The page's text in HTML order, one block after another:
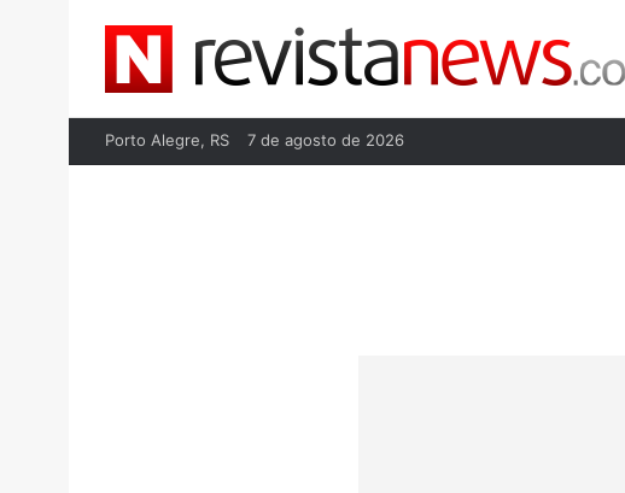
Porto Alegre, RS 7 de agosto de 2026